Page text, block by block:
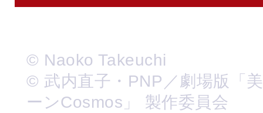
© Naoko Takeuchi
© 武内直子・PNP／劇場版「
ーンCosmos」 製作委員会